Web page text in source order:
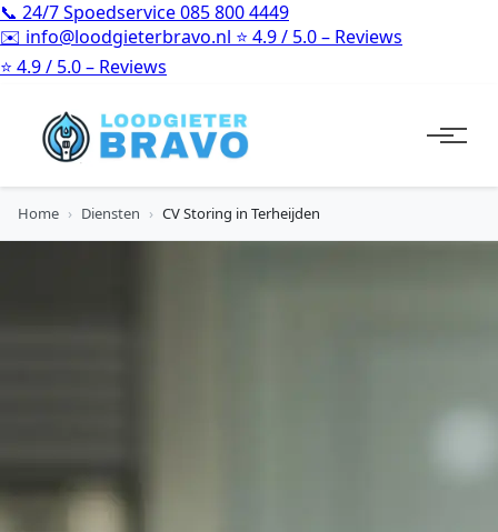
📞 24/7 Spoedservice085 800 4449
✉️ info@loodgieterbravo.nl ⭐ 4.9 / 5.0 – Reviews
⭐ 4.9 / 5.0 – Reviews
Home › Diensten › CV Storing in Terheijden